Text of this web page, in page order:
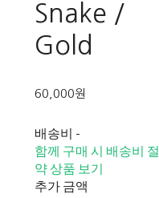
Snake /
Gold
60,000원
배송비 -
함께 구매 시 배송비 절
약 상품 보기
추가 금액